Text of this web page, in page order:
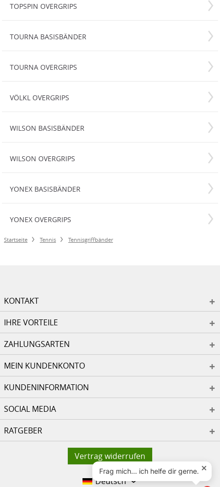
TOPSPIN OVERGRIPS
TOURNA BASISBÄNDER
TOURNA OVERGRIPS
VÖLKL OVERGRIPS
WILSON BASISBÄNDER
WILSON OVERGRIPS
YONEX BASISBÄNDER
YONEX OVERGRIPS
Startseite Tennis Tennisgriffbänder
KONTAKT
IHRE VORTEILE
ZAHLUNGSARTEN
MEIN KUNDENKONTO
KUNDENINFORMATION
SOCIAL MEDIA
RATGEBER
Vertrag widerrufen
Deutsch